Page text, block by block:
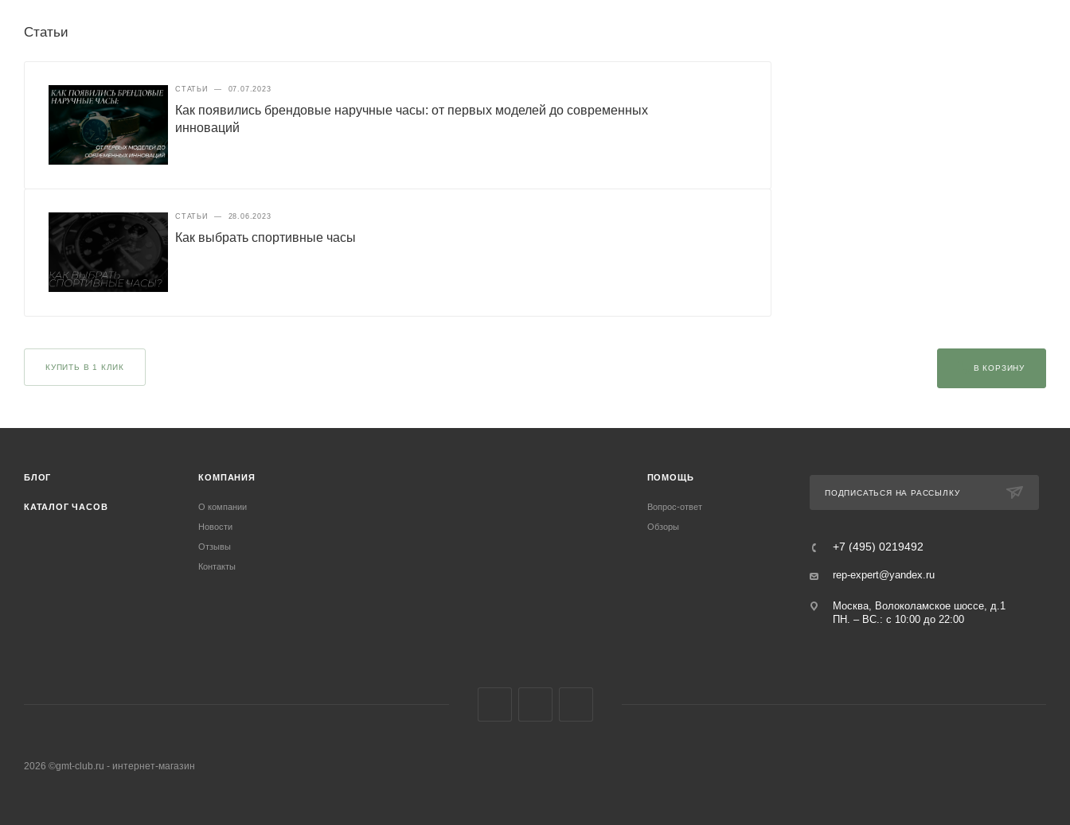
Статьи
СТАТЬИ — 07.07.2023
Как появились брендовые наручные часы: от первых моделей до современных
инноваций
СТАТЬИ — 28.06.2023
Как выбрать спортивные часы
КУПИТЬ В 1 КЛИК В КОРЗИНУ
БЛОГ
КАТАЛОГ ЧАСОВ
КОМПАНИЯ
О компании
Новости
Отзывы
Контакты
ПОМОЩЬ
Вопрос-ответ
Обзоры
ПОДПИСАТЬСЯ НА РАССЫЛКУ
+7 (495) 0219492
rep-expert@yandex.ru
Москва, Волоколамское шоссе, д.1
ПН. – ВС.: с 10:00 до 22:00
2026 ©gmt-club.ru - интернет-магазин